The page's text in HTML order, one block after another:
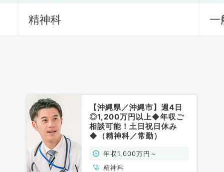
精神科 一
【沖縄県／沖縄市】週4日
◎1,200万円以上◆年収ご
相談可能！土日祝日休み
◆（精神科／常勤）
年収1,000万円～
精神科